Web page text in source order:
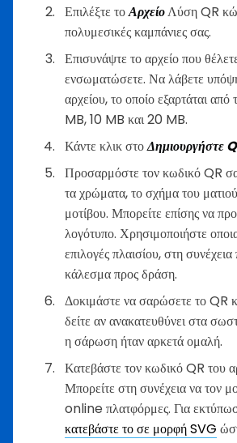
Επιλέξτε τοΑρχείοΛύση QR
πολυμεσικές καμπάνιες σας.
Επισυνάψτε το αρχείο που
ενσωματώσετε. Να λάβετε
αρχείου, το οποίο εξαρτάται
MB, 10 MB και 20 MB.
Κάντε κλικ στοΔημιουργήστε
Προσαρμόστε τον κωδικό QR
τα χρώματα, το σχήμα του
μοτίβου. Μπορείτε επίσης να
λογότυπο. Χρησιμοποιήστε
επιλογές πλαισίου, στη
κάλεσμα προς δράση.
Δοκιμάστε να σαρώσετε το QR
δείτε αν ανακατευθύνει στα
η σάρωση ήταν αρκετά ομαλή.
Κατεβάστε τον κωδικό QR του
Μπορείτε στη συνέχεια να τον
online πλατφόρμες. Για
κατεβάστε το σε μορφή SVG